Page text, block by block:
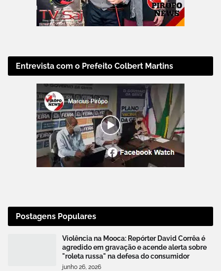
Entrevista com o Prefeito Colbert Martins
Postagens Populares
Violência na Mooca: Repórter David Corrêa é
agredido em gravação e acende alerta sobre
"roleta russa" na defesa do consumidor
junho 26, 2026